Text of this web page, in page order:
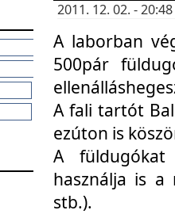
2011. 12. 02. -
A laborban
500pár
A fali tartót
ezúton is
A füldugókat
használja is a
stb.).